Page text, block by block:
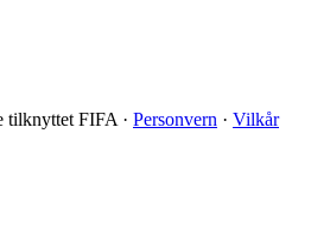
tilknyttet FIFA · Personvern · Vilkår